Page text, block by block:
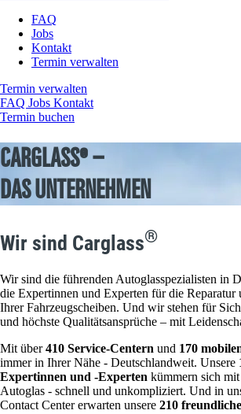
FAQ
Jobs
Kontakt
Termin verwalten
Termin verwalten
FAQ Jobs Kontakt
Termin buchen
Carglass® –
Das Unternehmen
Wir sind Carglass®
Wir sind die führenden Autoglasspezialisten in
die Expertinnen und Experten für die Reparatur
Ihrer Fahrzeugscheiben. Und wir stehen für
und höchste Qualitätsansprüche – mit
Mit über410 Service-Centern und 170
immer in Ihrer Nähe - Deutschlandweit. Unsere
Expertinnen und -Experten kümmern sich
Autoglas - schnell und unkompliziert. Und in
Contact Center erwarten unsere 210